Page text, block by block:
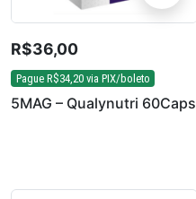
R$36,00
Pague R$34,20 via PIX/boleto
5MAG – Qualynutri 60Caps